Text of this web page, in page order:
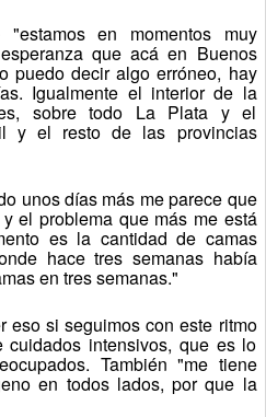
en momentos muy
que acá en Buenos
puedo decir algo erróneo, hay
Igualmente el interior de la
sobre todo La Plata y el
y el resto de las provincias
unos días más me parece que
el problema que más me está
es la cantidad de camas
hace tres semanas había
en tres semanas."
eso si seguimos con este ritmo
intensivos, que es lo
También "me tiene
en todos lados, por que la